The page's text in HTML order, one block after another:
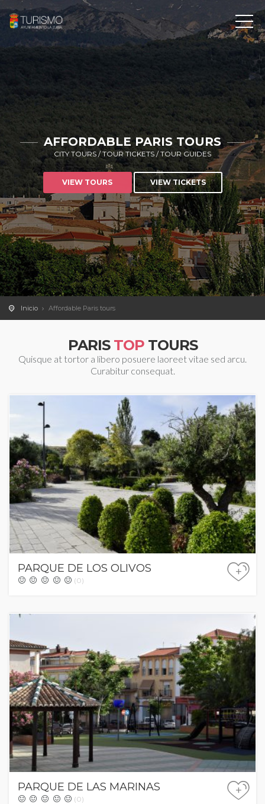
AFFORDABLE PARIS TOURS
CITY TOURS / TOUR TICKETS / TOUR GUIDES
VIEW TOURS VIEW TICKETS
Inicio Affordable Paris tours
PARIS TOPTOURS
Quisque at tortor a libero posuere laoreet vitae sed arcu.
Curabitur consequat.
PARQUE DE LOS OLIVOS
(0)
+
PARQUE DE LAS MARINAS
(0)
+